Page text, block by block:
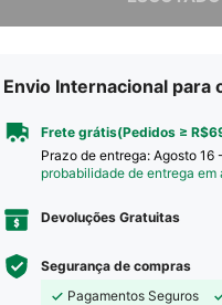
Envio Internacional para
Frete grátis(Pedidos ≥
Prazo de entrega: Agosto 16
probabilidade de entrega em
Devoluções Gratuitas
Segurança de compras
Pagamentos Seguros